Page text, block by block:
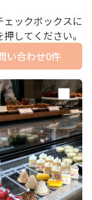
ックボックスに
してください。
い合わせ0件